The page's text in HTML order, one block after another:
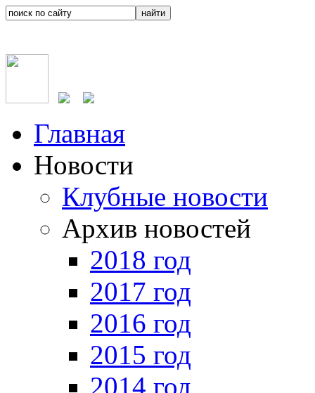
Главная
Новости
Клубные новости
Архив новостей
2018 год
2017 год
2016 год
2015 год
2014 год